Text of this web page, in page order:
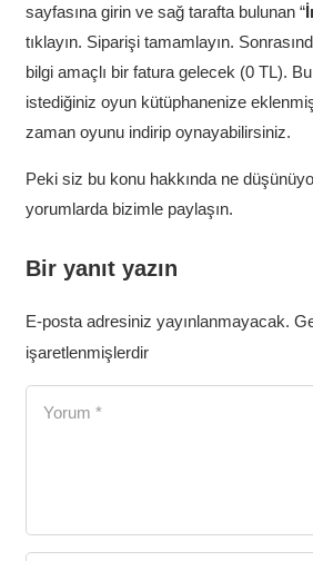
sayfasına girin ve sağ tarafta bulunan “
tıklayın. Siparişi tamamlayın.
bilgi amaçlı bir fatura gelecek (0 TL).
istediğiniz oyun kütüphanenize
zaman oyunu indirip oynayabilirsiniz.
Peki siz bu konu hakkında ne
yorumlarda bizimle paylaşın.
Bir yanıt yazın
E-posta adresiniz yayınlanmayacak.
işaretlenmişlerdir